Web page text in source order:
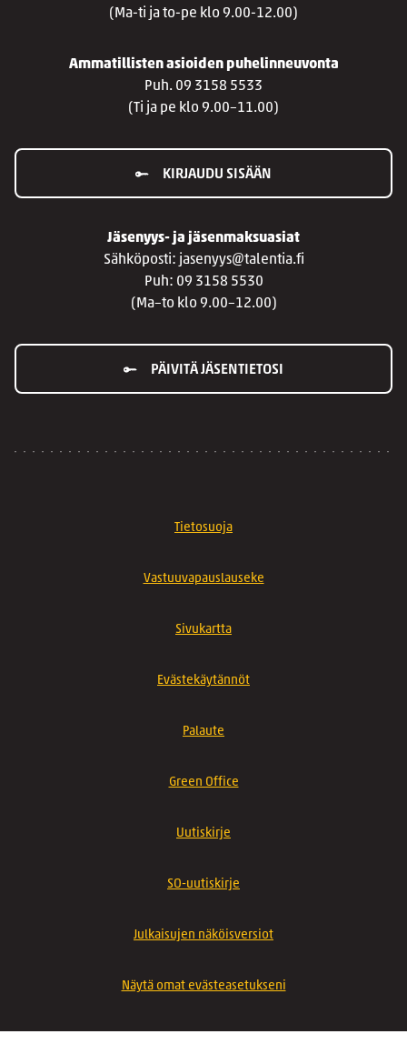
(Ma-ti ja to-pe klo 9.00-12.00)
Ammatillisten asioiden puhelinneuvonta
Puh. 09 3158 5533
(Ti ja pe klo 9.00–11.00)
KIRJAUDU SISÄÄN
Jäsenyys- ja jäsenmaksuasiat
Sähköposti: jasenyys@talentia.fi
Puh: 09 3158 5530
(Ma–to klo 9.00–12.00)
PÄIVITÄ JÄSENTIETOSI
Tietosuoja
Vastuuvapauslauseke
Sivukartta
Evästekäytännöt
Palaute
Green Office
Uutiskirje
SO-uutiskirje
Julkaisujen näköisversiot
Näytä omat evästeasetukseni